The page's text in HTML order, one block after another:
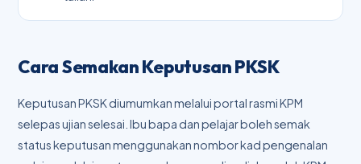
Cara Semakan Keputusan PKSK
Keputusan PKSK diumumkan melalui portal rasmi KPM
selepas ujian selesai. Ibu bapa dan pelajar boleh semak
status keputusan menggunakan nombor kad pengenalan